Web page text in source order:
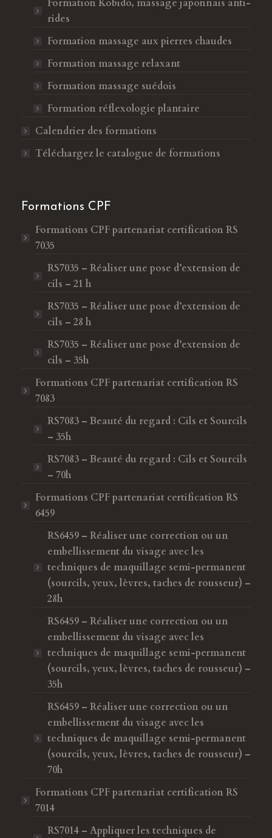
Formation Kobido, massage japonnais anti-
rides
Formation massage aux pierres chaudes
Formation massage relaxant
Formation massage suédois
Formation réflexologie plantaire
Calendrier des formations
Téléchargez le catalogue de formations
Formations CPF
Formations CPFpartenariat certification RS
7035
RS7035 – Réaliser une pose d’extension de
cils – 21 h
RS7035 – Réaliser une pose d’extension de
cils – 28 h
RS7035 – Réaliser une pose d’extension de
cils – 35h
Formations CPFpartenariat certification RS
7083
RS7083 – Beauté du regard : Cils et Sourcils
– 35h
RS7083 – Beauté du regard : Cils et Sourcils
– 70h
Formations CPFpartenariat certification RS
6459
RS6459 – Réaliser une correction ou un
embellissement du visage avec les
techniques de maquillage semi-permanent
(sourcils, yeux, lèvres, taches de rousseur) –
28h
RS6459 – Réaliser une correction ou un
embellissement du visage avec les
techniques de maquillage semi-permanent
(sourcils, yeux, lèvres, taches de rousseur) –
35h
RS6459 – Réaliser une correction ou un
embellissement du visage avec les
techniques de maquillage semi-permanent
(sourcils, yeux, lèvres, taches de rousseur) –
70h
Formations CPFpartenariat certification RS
7014
RS7014 – Appliquer les techniques de